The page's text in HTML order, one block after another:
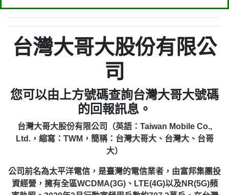
台灣大哥大股份有限公
司
您可以由上方號碼查詢台灣大哥大號碼
的回報訊息。
台灣大哥大股份有限公司（英語：Taiwan Mobile Co.,
Ltd.，縮寫：TWM，簡稱：台灣大哥大、台灣大、台哥
大）
公司前名為太平洋電信，是臺灣的電信業者，由富邦集團投
資經營，擁有全區WCDMA(3G)、LTE(4G)以及NR(5G)頻